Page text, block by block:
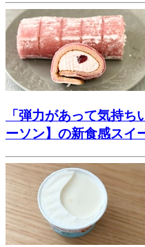
「弾力があって気持
ーソン】の新食感スイ